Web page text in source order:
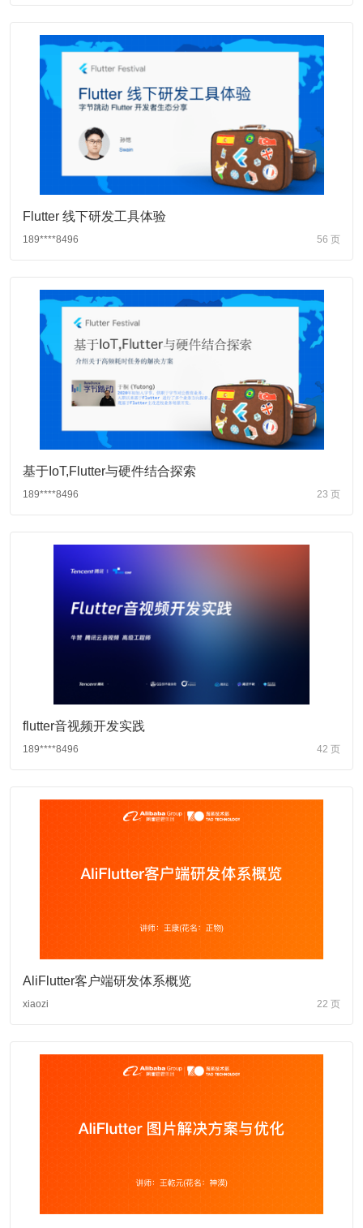
Flutter 线下研发工具体验
189****8496 56 页
基于IoT,Flutter与硬件结合探索
189****8496 23 页
flutter音视频开发实践
189****8496 42 页
AliFlutter客户端研发体系概览
xiaozi 22 页